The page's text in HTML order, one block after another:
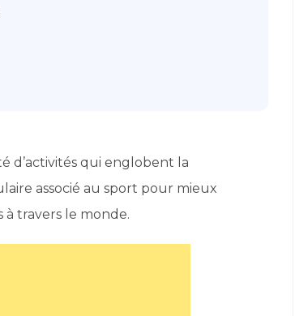
d’activités qui englobent la
associé au sport pour mieux
à travers le monde.